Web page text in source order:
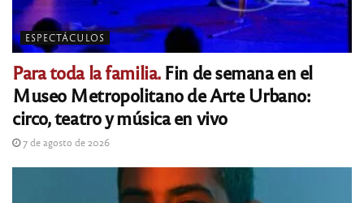
ESPECTÁCULOS
Para toda la familia.Fin de semana en el
Museo Metropolitano de Arte Urbano:
circo, teatro y música en vivo
7 de agosto de 2026